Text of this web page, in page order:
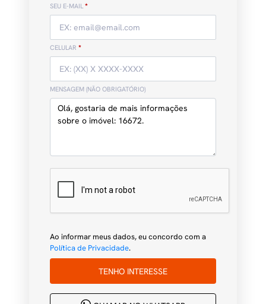
SEU E-MAIL *
CELULAR *
MENSAGEM (NÃO OBRIGATÓRIO)
Ao informar meus dados, eu concordo com a
Política de Privacidade.
TENHO INTERESSE